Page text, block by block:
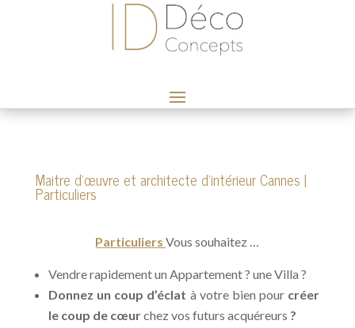
Maitre d’œuvre et architecte d’intérieur Cannes |
Particuliers
ParticuliersVous souhaitez …
Vendre rapidement un Appartement ? une Villa ?
Donnez un coup d’éclat à votre bien pour créer
le coup de cœurchez vos futurs acquéreurs ?